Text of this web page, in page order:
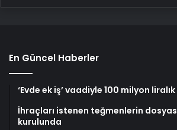
En Güncel Haberler
‘Evde ek iş’ vaadiyle 100 milyon
İhraçları istenen teğmenlerin
kurulunda